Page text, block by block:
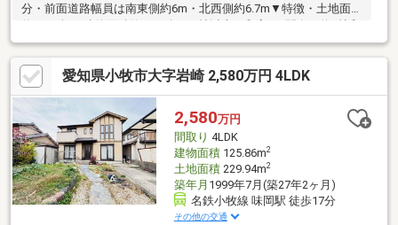
分・前面道路幅員は南東側約6m・北西側約6.7m▼特徴・土地面積
室は床の間付・キッチンは独立タイプ、床下収納・勝手口有・室
内随所に収納スペースを設置・駐車2台可能(車種による)▼周辺環
境・バロー小牧岩崎店 徒歩6分(約460m)・スギドラッグ小牧岩崎
店 徒歩5分(約350m)・小牧市立岩崎中学校 徒歩9分(約680m)■ ご
希望の住まい探しをお手伝いします ━━━━━・・・物件の詳
細・ご相談はお気軽にお問い合わせください。
愛知県小牧市大字岩崎 2,580万円 4LDK
2,580万円
間取り 4LDK
建物面積125.86m2
土地面積229.94m2
築年月 1999年7月(築27年2ヶ月)
名鉄小牧線 味岡駅 徒歩17分
その他の交通